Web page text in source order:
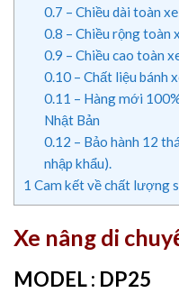
0.7 – Chiều dài toàn
0.8 – Chiều rộng toàn
0.9 – Chiều cao toàn
0.10– Chất liệu bánh
0.11 – Hàng mới
Nhật Bản
0.12 – Bảo hành 12
nhập khẩu).
1 Cam kết về chất lượng
Xe nâng di
MODEL : DP25